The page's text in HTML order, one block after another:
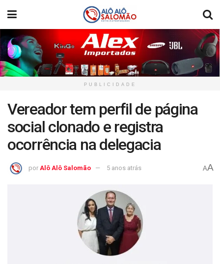
PUBLICIDADE
Vereador tem perfil de página
social clonado e registra
ocorrência na delegacia
por Alô Alô Salomão 5 anos atrás AA